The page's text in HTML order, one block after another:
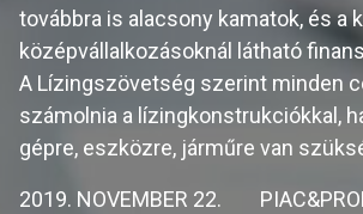
továbbra is alacsony kamatok, és a
középvállalkozásoknál látható
A Lízingszövetség szerint minden
számolnia a lízingkonstrukciókkal,
gépre, eszközre, járműre van
2019. NOVEMBER 22.